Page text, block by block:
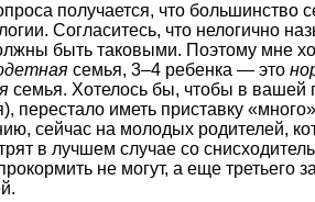
получается, что
Согласитесь, что нелогично
быть таковыми. Поэтому мне
семья, 3–4 ребенка — это
семья. Хотелось бы, чтобы в вашей
перестало иметь приставку
сейчас на молодых родителей,
в лучшем случае со
не могут, а еще третьего